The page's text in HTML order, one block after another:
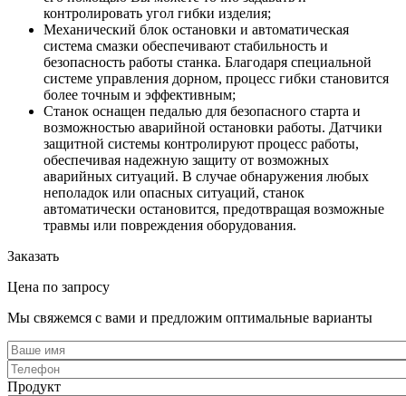
контролировать угол гибки изделия;
Механический блок остановки и автоматическая
система смазки обеспечивают стабильность и
безопасность работы станка. Благодаря специальной
системе управления дорном, процесс гибки становится
более точным и эффективным;
Станок оснащен педалью для безопасного старта и
возможностью аварийной остановки работы. Датчики
защитной системы контролируют процесс работы,
обеспечивая надежную защиту от возможных
аварийных ситуаций. В случае обнаружения любых
неполадок или опасных ситуаций, станок
автоматически остановится, предотвращая возможные
травмы или повреждения оборудования.
Заказать
Цена по запросу
Мы свяжемся с вами и предложим оптимальные варианты
Продукт